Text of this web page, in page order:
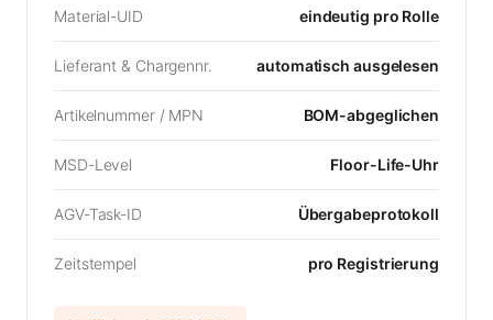
Material-UID eindeutig pro Rolle
Lieferant & Chargennr. automatisch ausgelesen
Artikelnummer / MPN BOM-abgeglichen
MSD-Level Floor-Life-Uhr
AGV-Task-ID Übergabeprotokoll
Zeitstempel pro Registrierung